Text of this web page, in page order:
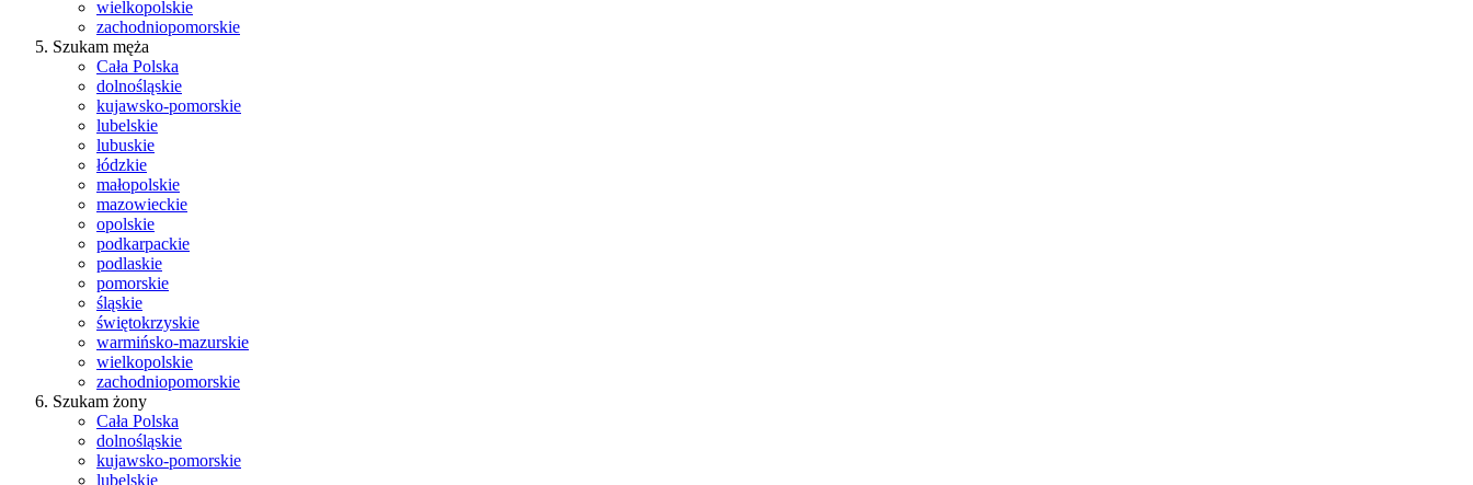
wielkopolskie
zachodniopomorskie
Szukam męża
Cała Polska
dolnośląskie
kujawsko-pomorskie
lubelskie
lubuskie
łódzkie
małopolskie
mazowieckie
opolskie
podkarpackie
podlaskie
pomorskie
śląskie
świętokrzyskie
warmińsko-mazurskie
wielkopolskie
zachodniopomorskie
Szukam żony
Cała Polska
dolnośląskie
kujawsko-pomorskie
lubelskie